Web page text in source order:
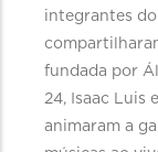
integrantes
fundada por
24, Isaac Luis
animaram a